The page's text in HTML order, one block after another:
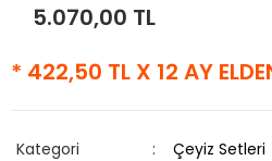
5.070,00 TL
* 422,50 TL X 12 AY
Kategori
Çeyiz Setleri